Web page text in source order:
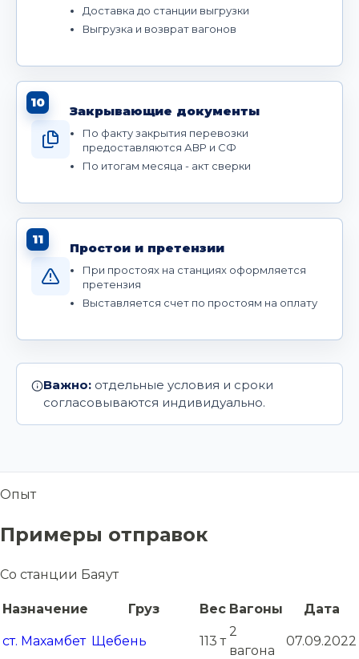
Доставка до станции выгрузки
Выгрузка и возврат вагонов
10
Закрывающие документы
По факту закрытия перевозки
предоставляются АВР и СФ
По итогам месяца - акт сверки
11
Простои и претензии
При простоях на станциях оформляется
претензия
Выставляется счет по простоям на оплату
Важно: отдельные условия и сроки
согласовываются индивидуально.
Опыт
Примеры отправок
Со станции Баяут
Назначение Груз Вес Вагоны Дата
ст. Махамбет Щебень 113 т
2
вагона
07.09.2022